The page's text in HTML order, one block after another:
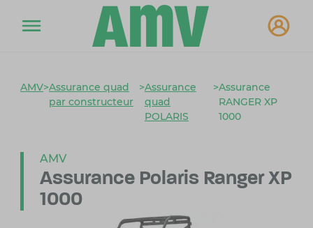
AMV>Assurance quad
par constructeur
>Assurance
quad
POLARIS
>Assurance
RANGER XP
1000
AMV
Assurance Polaris RangerXP
1000